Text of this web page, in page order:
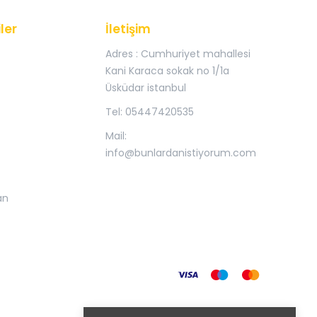
İletişim
Adres : Cumhuriyet mahallesi
Kani Karaca sokak no 1/1a
Üsküdar istanbul
Tel: 05447420535
Mail:
info@bunlardanistiyorum.com